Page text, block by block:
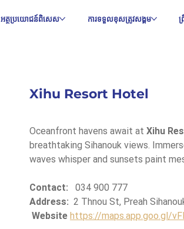
អត្ថប្រយោជន៍ពិសេស ការទទួលខុសត្រូវសង្គម
Xihu Resort Hotel
Oceanfront havens await at Xihu
breathtaking Sihanouk views.
waves whisper and sunsets paint
Contact: 034 900 777
Address: 2 Thnou St, Preah
Website https://maps.app.goo.gl/